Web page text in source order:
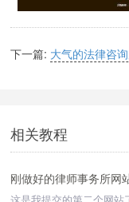
下一篇: 大气的法律咨
相关教程
刚做好的律师事务所网